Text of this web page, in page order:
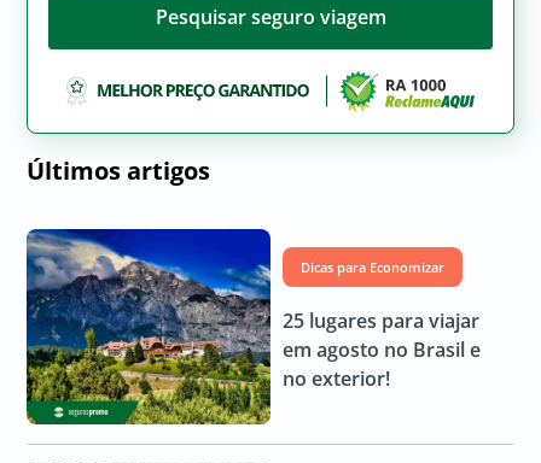
Pesquisar seguro viagem
Últimos artigos
Dicas para Economizar
25 lugares para viajar
em agosto no Brasil e
no exterior!